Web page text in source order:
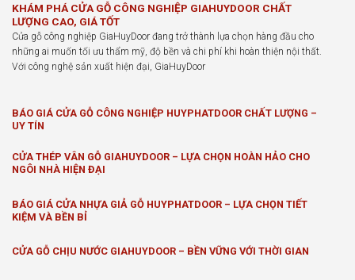
KHÁM PHÁ CỬA GỖ CÔNG NGHIỆP GIAHUYDOOR CHẤT
LƯỢNG CAO, GIÁ TỐT
Cửa gỗ công nghiệp GiaHuyDoor đang trở thành lựa chọn hàng đầu cho
những ai muốn tối ưu thẩm mỹ, độ bền và chi phí khi hoàn thiện nội thất.
Với công nghệ sản xuất hiện đại, GiaHuyDoor
BÁO GIÁ CỬA GỖ CÔNG NGHIỆP HUYPHATDOOR CHẤT LƯỢNG –
UY TÍN
CỬA THÉP VÂN GỖ GIAHUYDOOR – LỰA CHỌN HOÀN HẢO CHO
NGÔI NHÀ HIỆN ĐẠI
BÁO GIÁ CỬA NHỰA GIẢ GỖ HUYPHATDOOR – LỰA CHỌN TIẾT
KIỆM VÀ BỀN BỈ
CỬA GỖ CHỊU NƯỚC GIAHUYDOOR – BỀN VỮNG VỚI THỜI GIAN